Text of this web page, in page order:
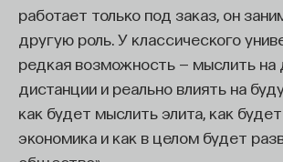
работает только под заказ, он
другую роль. У классического
редкая возможность — мыслить на
дистанции и реально влиять на
как будет мыслить элита, как
экономика и как в целом будет
Но по ходу работы выясняется, что
сдержанностью в поведении или
очень часто скрывается высокий
агрессии.
Как только человек приобретает
в себе, его отношения с людьми